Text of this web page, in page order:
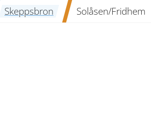
Skeppsbron Solåsen/Fridhem